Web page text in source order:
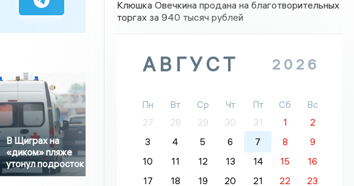
В Щиграх на
«диком» пляже
утонул подросток
Клюшка Овечкина продана на благотворительных
торгах за 940 тысяч рублей
АВГУСТ 2026
Пн Вт Ср Чт Пт Сб
Вс
27
28 29 30 31 1
2
3
4 5 6 7 8
9
10
11 12 13 14 15
16
17
18 19 20 21 22
23